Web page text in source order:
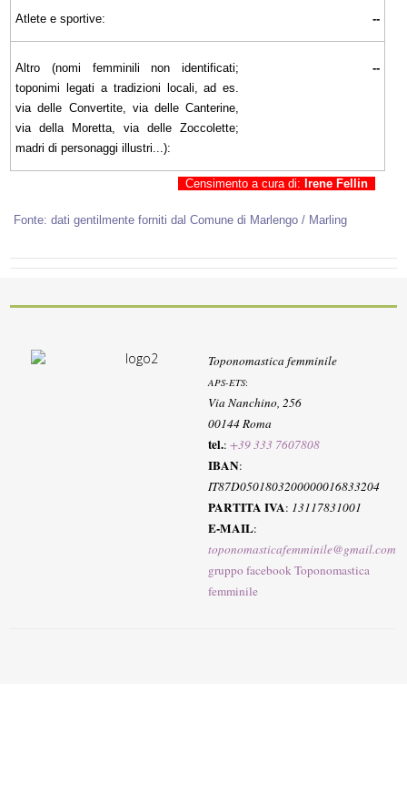
Atlete e sportive: --
Altro (nomi femminili non identificati;
toponimi legati a tradizioni locali, ad es.
via delle Convertite, via delle Canterine,
via della Moretta, via delle Zoccolette;
madri di personaggi illustri...):
--
Censimento a cura di: Irene Fellin
Fonte: dati gentilmente forniti dal Comune di Marlengo / Marling
Toponomastica femminile
APS-ETS:
Via Nanchino, 256
00144 Roma
tel.:+39 333 7607808
IBAN:
IT87D0501803200000016833204
PARTITA IVA: 13117831001
E-MAIL:
toponomasticafemminile@gmail.com
gruppo facebook Toponomastica
femminile